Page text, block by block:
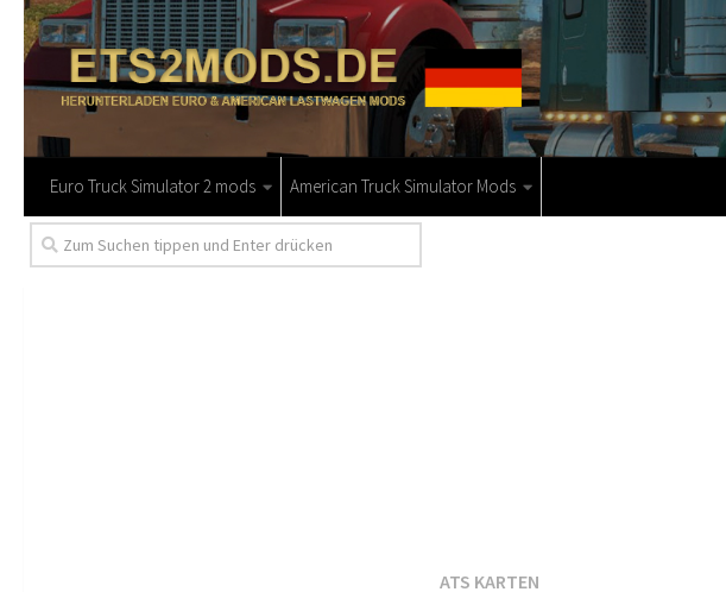
Euro Truck Simulator 2 mods American Truck Simulator Mods
ATS KARTEN